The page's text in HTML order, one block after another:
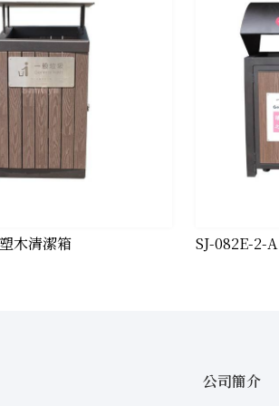
木清潔箱 ​SJ-082E-2-
公司簡介